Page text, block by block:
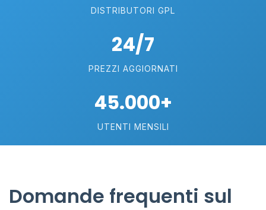
DISTRIBUTORI GPL
24/7
PREZZI AGGIORNATI
45.000+
UTENTI MENSILI
Domande frequenti sul